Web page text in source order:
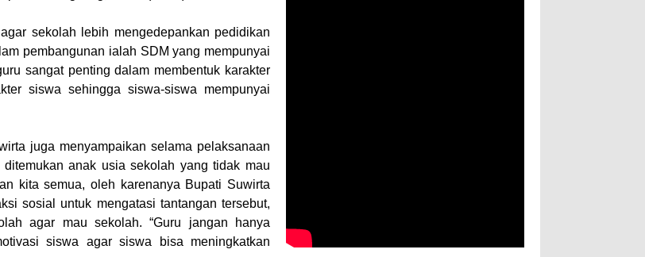
sekolah lebih mengedepankan pedidikan
pembangunan ialah SDM yang mempunyai
sangat penting dalam membentuk karakter
siswa sehingga siswa-siswa mempunyai
juga menyampaikan selama pelaksanaan
anak usia sekolah yang tidak mau
kita semua, oleh karenanya Bupati Suwirta
sosial untuk mengatasi tantangan tersebut,
agar mau sekolah. “Guru jangan hanya
siswa agar siswa bisa meningkatkan